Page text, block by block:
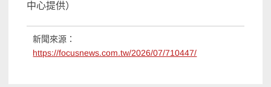
中心提供）
新聞來源：
https://focusnews.com.tw/2026/07/710447/